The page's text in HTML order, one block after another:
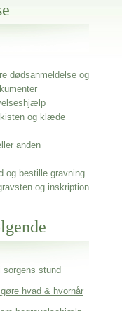
dødsanmeldelse og
og klæde
anden
og bestille gravning
og inskription
stund
hvad & hvornår